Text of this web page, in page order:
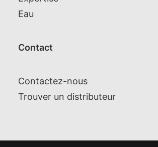
Eau
Contact
Contactez-nous
Trouver un distributeur